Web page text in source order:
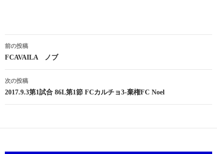
投
稿
ナ
ビ
ー
前の投稿
FCAVAILA ノブ
次の投稿
2017.9.3第1試合 86L第1節 FCカルチョ3-棄権FC Noel